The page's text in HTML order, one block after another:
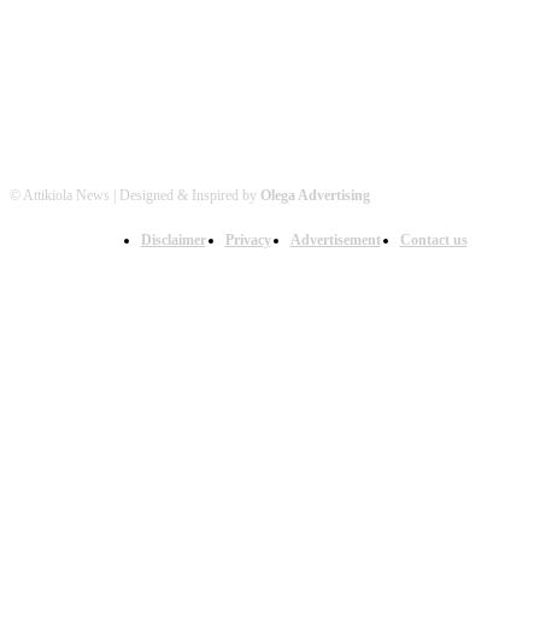
© Attikiola News | Designed & Inspired by Olega Advertising
Disclaimer Privacy Advertisement Contact us